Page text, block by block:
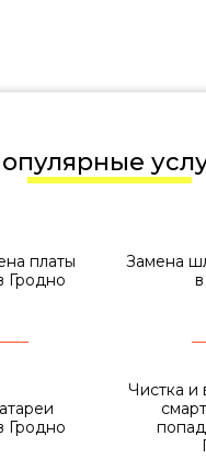
Популярные
платы
Гродно
Замена
Гродно
Чистка и